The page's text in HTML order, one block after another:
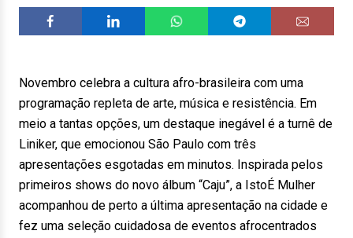
Novembro celebra a cultura afro-brasileira com uma
programação repleta de arte, música e resistência. Em
meio a tantas opções, um destaque inegável é a turnê de
Liniker, que emocionou São Paulo com três
apresentações esgotadas em minutos. Inspirada pelos
primeiros shows do novo álbum “Caju”, a IstoÉ Mulher
acompanhou de perto a última apresentação na cidade e
fez uma seleção cuidadosa de eventos afrocentrados